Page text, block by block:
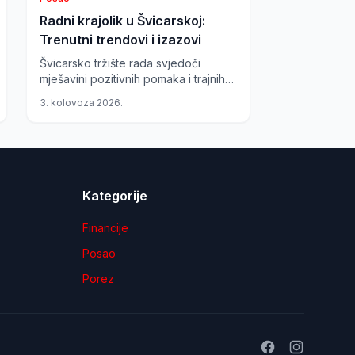
Radni krajolik u Švicarskoj:
Trenutni trendovi i izazovi
Švicarsko tržište rada svjedoči
mješavini pozitivnih pomaka i trajnih
oporavak, određeni sektori se
3. kolovoza 2026.
Kategorije
Financije
Posao
Porez
FacebookInstagram